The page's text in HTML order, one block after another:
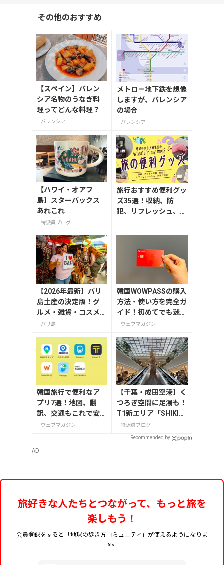
その他のおすすめ
【スペイン】バレン
シア名物のうなぎ料
理ってどんな料理？
バレンシア
メトロ＝地下鉄を想像
しますが、バレンシア
の場合
バレンシア
【ハワイ・オアフ
島】スターバックス
あれこれ
特派員ブログ
旅行おすすめ便利グッ
ズ35選！収納、防
犯、リフレッシュ、ど
【2026年最新】バリ
島土産の決定版！グ
ルメ・雑貨・コスメ
のおすすめ20選
バリ島
韓国WOWPASSの購入
方法・使い方を完全ガ
イド！初めてでも迷わ
ない
ウェブマガジン
韓国旅行で便利なア
プリ7選！地図、翻
訳、交通もこれで安
心ウェブマガジン
【千葉・成田空港】く
つろぎ空間に足湯も！
T1新エリア「SHIKIS
AI GARDEN」
特派員ブログ
Recommended by
AD
旅好きな人たちとつながって、もっと旅を
楽しもう！
会員登録をすると「地球の歩き方コミュニティ」が使えるようになりま
す。